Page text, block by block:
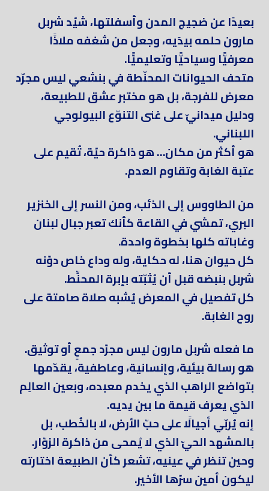
بعيدًا عن ضجيج المدن وأسفلتها، شيّد شربل
مارون حلمه بيدَيه، وجعل من شغفه ملاذًا
معرفيًّا وسياحيًّا وتعليميًّا.
متحف الحيوانات المحنّطة في بنشعي ليس مجرّد
معرض للفرجة، بل هو مختبر عشق للطبيعة،
ودليل ميدانيّ على غنى التنوّع البيولوجي
اللبناني.
هو أكثر من مكان… هو ذاكرة حيّة، تُقيم على
عتبة الغابة وتقاوم العدم.
من الطاووس إلى الذئب، ومن النسر إلى الخنزير
البري، تمشي في القاعة كأنك تعبر جبال لبنان
وغاباته كلها بخطوة واحدة.
كل حيوان هنا، له حكاية، وله وداع خاص دوّنه
شربل بنبضه قبل أن يُثبّته بإبرة المحنِّط.
كل تفصيل في المعرض يُشبه صلاة صامتة على
روح الغابة.
ما فعله شربل مارون ليس مجرّد جمعٍ أو توثيق.
هو رسالة بيئية، وإنسانية، وعاطفية، يقدّمها
بتواضع الراهب الذي يخدم معبده، وبعين العالِم
الذي يعرف قيمة ما بين يديه.
إنه يُربّي أجيالًا على حبّ الأرض، لا بالخُطب، بل
بالمشهد الحيّ الذي لا يُمحى من ذاكرة الزوّار.
وحين تنظر في عينيه، تشعر كأن الطبيعة اختارته
ليكون أمين سرّها الأخير.